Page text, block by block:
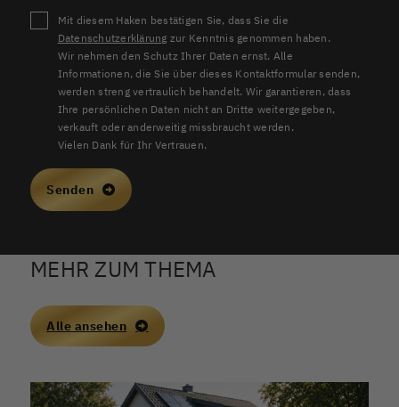
Mit diesem Haken bestätigen Sie, dass Sie die
Datenschutzerklärung zur Kenntnis genommen haben.
Wir nehmen den Schutz Ihrer Daten ernst. Alle
Informationen, die Sie über dieses Kontaktformular senden,
werden streng vertraulich behandelt. Wir garantieren, dass
Ihre persönlichen Daten nicht an Dritte weitergegeben,
verkauft oder anderweitig missbraucht werden.
Vielen Dank für Ihr Vertrauen.
Senden
MEHR ZUM THEMA
Alle ansehen